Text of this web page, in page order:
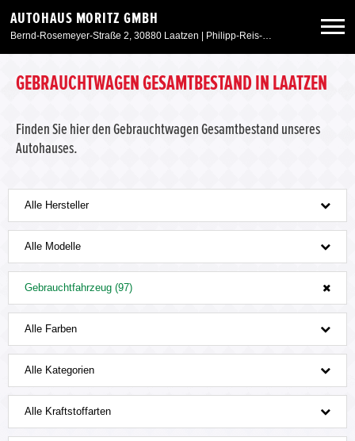
AUTOHAUS MORITZ GMBH
Bernd-Rosemeyer-Straße 2, 30880 Laatzen | Philipp-Reis-Straße 34, 31832 Springe
Neuwagen
Gebrauchtwagen
Service & Zubehör
Unser Autohaus
GEBRAUCHTWAGEN GESAMTBESTAND IN LAATZEN
Finden Sie hier den Gebrauchtwagen Gesamtbestand unseres
Autohauses.
Alle Hersteller
Alle Modelle
Gebrauchtfahrzeug (97)
Alle Farben
Alle Kategorien
Alle Kraftstoffarten